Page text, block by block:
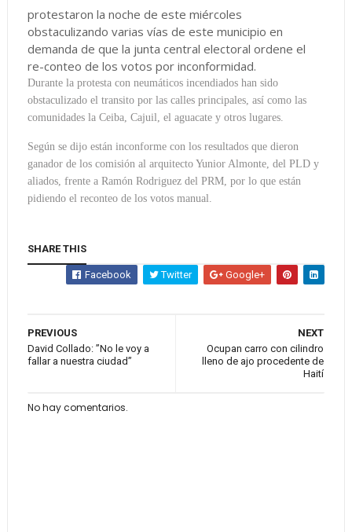
protestaron la noche de este miércoles
obstaculizando varias vías de este municipio en
demanda de que la junta central electoral ordene el
re-conteo de los votos por inconformidad.
Durante la protesta con neumáticos incendiados han sido
obstaculizado el transito por las calles principales, así como las
comunidades la Ceiba, Cajuil, el aguacate y otros lugares.
Según se dijo están inconforme con los resultados que dieron
ganador de los comisión al arquitecto Yunior Almonte, del PLD y
aliados, frente a Ramón Rodriguez del PRM, por lo que están
pidiendo el reconteo de los votos manual.
SHARE THIS
Facebook Twitter Google+
NEXT
Ocupan carro con cilindro
lleno de ajo procedente de
Haití
PREVIOUS
David Collado: ”No le voy a
fallar a nuestra ciudad”
No hay comentarios.